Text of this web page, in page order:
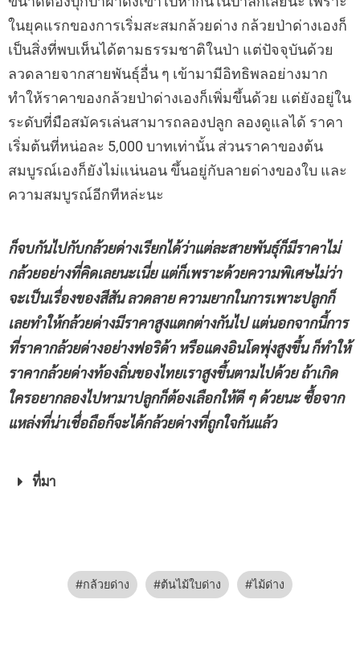
ในยุคแรกของการเริ่มสะสมกล้วยด่าง กล้วยป่าด่างเองก็
เป็นสิ่งที่พบเห็นได้ตามธรรมชาติในป่า แต่ปัจจุบันด้วย
ลวดลายจากสายพันธุ์อื่น ๆ เข้ามามีอิทธิพลอย่างมาก
ทำให้ราคาของกล้วยป่าด่างเองก็เพิ่มขึ้นด้วย แต่ยังอยู่ใน
ระดับที่มือสมัครเล่นสามารถลองปลูก ลองดูแลได้ ราคา
เริ่มต้นที่หน่อละ 5,000 บาทเท่านั้น ส่วนราคาของต้น
สมบูรณ์เองก็ยังไม่แน่นอน ขึ้นอยู่กับลายด่างของใบ และ
ความสมบูรณ์อีกทีหล่ะนะ
ก็จบกันไปกับกล้วยด่างเรียกได้ว่าแต่ละสายพันธุ์ก็มีราคาไม่
กล้วยอย่างที่คิดเลยนะเนี่ย แต่ก็เพราะด้วยความพิเศษไม่ว่า
จะเป็นเรื่องของสีสัน ลวดลาย ความยากในการเพาะปลูกก็
เลยทำให้กล้วยด่างมีราคาสูงแตกต่างกันไป แต่นอกจากนี้การ
ที่ราคากล้วยด่างอย่างฟอริด้า หรือแดงอินโดพุ่งสูงขึ้น ก็ทำให้
ราคากล้วยด่างท้องถิ่นของไทยเราสูงขึ้นตามไปด้วย ถ้าเกิด
ใครอยากลองไปหามาปลูกก็ต้องเลือกให้ดี ๆ ด้วยนะ ซื้อจาก
แหล่งที่น่าเชื่อถือก็จะได้กล้วยด่างที่ถูกใจกันแล้ว
ที่มา
กล้วยด่าง ต้นไม้ใบด่าง ไม้ด่าง